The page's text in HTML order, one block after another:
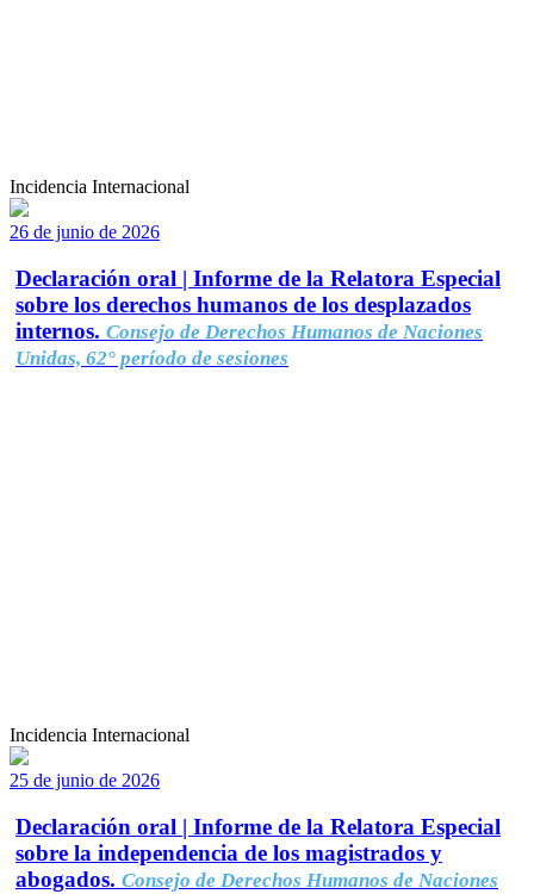
Incidencia Internacional
26 de junio de 2026
Declaración oral | Informe de la Relatora Especial
sobre los derechos humanos de los desplazados
internos. Consejo de Derechos Humanos de Naciones
Unidas, 62° período de sesiones
Incidencia Internacional
25 de junio de 2026
Declaración oral | Informe de la Relatora Especial
sobre la independencia de los magistrados y
abogados. Consejo de Derechos Humanos de Naciones